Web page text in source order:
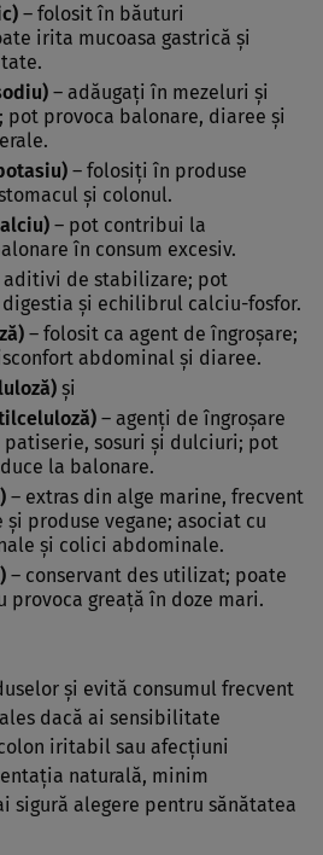
– folosit în băuturi
irita mucoasa gastrică și
– adăugați în mezeluri și
provoca balonare, diaree și
– folosiți în produse
și colonul.
– pot contribui la
în consum excesiv.
aditivi de stabilizare; pot
și echilibrul calciu-fosfor.
– folosit ca agent de îngroșare;
abdominal și diaree.
și
– agenți de îngroșare
sosuri și dulciuri; pot
la balonare.
– extras din alge marine, frecvent
produse vegane; asociat cu
și colici abdominale.
– conservant des utilizat; poate
provoca greață în doze mari.
și evită consumul frecvent
dacă ai sensibilitate
iritabil sau afecțiuni
naturală, minim
sigură alegere pentru sănătatea